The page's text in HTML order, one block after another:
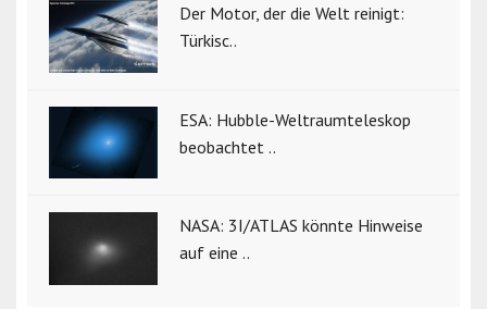
Der Motor, der die Welt reinigt:
Türkisc..
ESA: Hubble-Weltraumteleskop
beobachtet ..
NASA: 3I/ATLAS könnte Hinweise
auf eine ..